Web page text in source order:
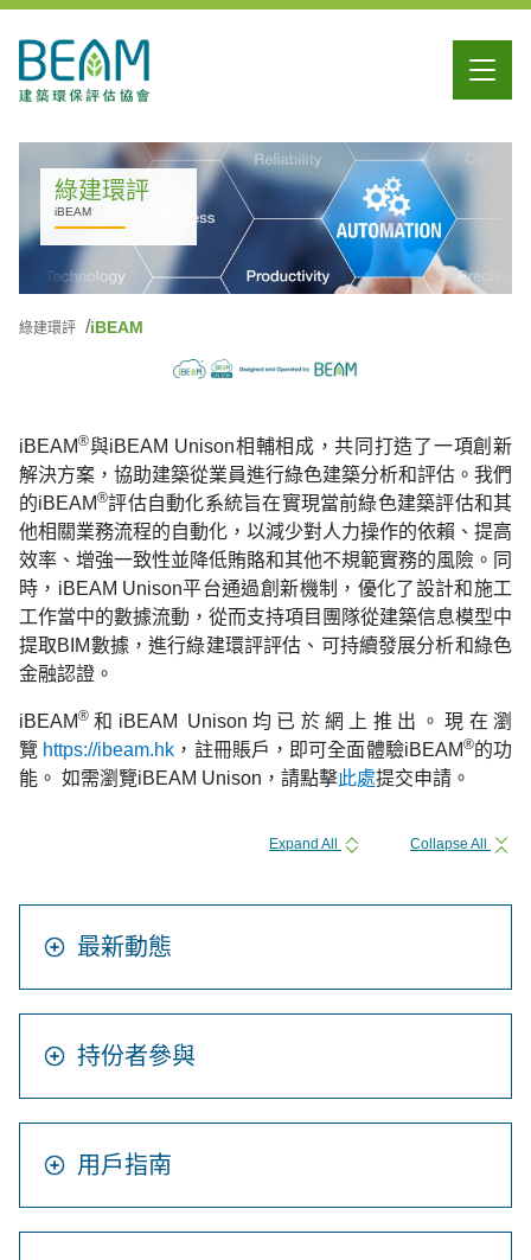
綠建環評
iBEAM
綠建環評 iBEAM
iBEAM®與iBEAM Unison相輔相成，共同打造了一項創新
解決方案，協助建築從業員進行綠色建築分析和評估。我們
的iBEAM®評估自動化系統旨在實現當前綠色建築評估和其
他相關業務流程的自動化，以減少對人力操作的依賴、提高
效率、增強一致性並降低賄賂和其他不規範實務的風險。同
時，iBEAM Unison平台通過創新機制，優化了設計和施工
工作當中的數據流動，從而支持項目團隊從建築信息模型中
提取BIM數據，進行綠建環評評估、可持續發展分析和綠色
金融認證。
iBEAM® 和iBEAM Unison均已於網上推出。現在瀏
覽 https://ibeam.hk ， 註冊賬戶 ， 即可全面體驗iBEAM®的功
能。 如需瀏覽iBEAM Unison，請點擊此處提交申請。
Expand All Collapse All
最新動態
持份者參與
用戶指南